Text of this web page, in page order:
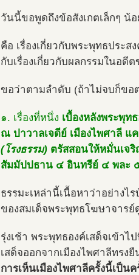
วันนี้ขอพูดถึงข้อสังเกตเล็กๆ น้อ
คือ เรื่องเกี่ยวกับพระพุทธประ
กับเรื่องเกี่ยวกับผลกรรมในอดี
ขอว่าตามลำดับ (ถ้าไม่จบก็ขอ
๑. เรื่องที่หนึ่ง เบื้องหลังพระพุท
ณ ปาวาลเจดีย์ เมืองไพศาลี
(โรงธรรม) ตรัสสอนให้หมั่นเจ
สัมมัปปธาน ๔ อินทรีย์ ๔ พละ
ธรรมะเหล่านี้เนื้อหาว่าอย่าง
ของสมเด็จพระพุทธโฆษาจาร
รุ่งเช้า พระพุทธองค์เสด็จเข้
เสด็จออกจากเมืองไพศาลีทรง
การเห็นเมืองไพศาลีครั้งนี้เป็น